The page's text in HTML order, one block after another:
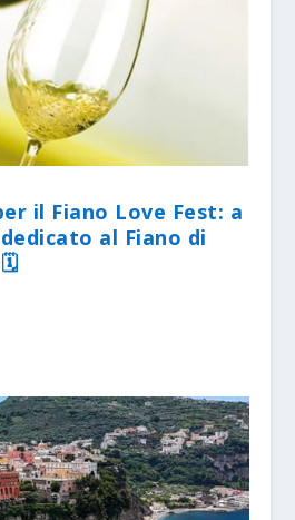
il Fiano Love Fest: a
al Fiano di
🗓